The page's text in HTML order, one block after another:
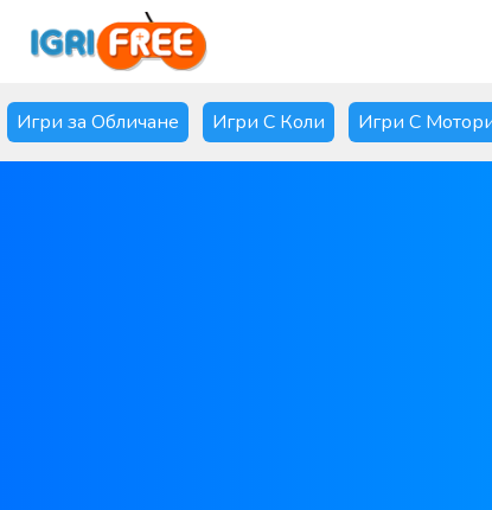
Игри за Обличане Игри С Коли Игри С